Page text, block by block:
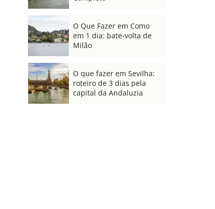
O Que Fazer em Como
em 1 dia: bate-volta de
Milão
O que fazer em Sevilha:
roteiro de 3 dias pela
capital da Andaluzia